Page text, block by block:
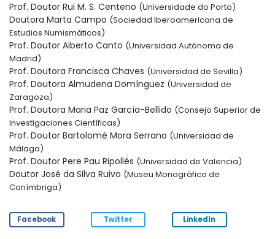
Prof. Doutor Rui M. S. Centeno (Universidade do Porto)
Doutora Marta Campo (Sociedad Iberoamericana de
Estudios Numismáticos)
Prof. Doutor Alberto Canto (Universidad Autónoma de
Madrid)
Prof. Doutora Francisca Chaves (Universidad de Sevilla)
Prof. Doutora Almudena Domínguez (Universidad de
Zaragoza)
Prof. Doutora Maria Paz García-Bellido (Consejo Superior de
Investigaciones Científicas)
Prof. Doutor Bartolomé Mora Serrano (Universidad de
Málaga)
Prof. Doutor Pere Pau Ripollés (Universidad de Valencia)
Doutor José da Silva Ruivo (Museu Monográfico de
Conímbriga)
Facebook Twitter LinkedIn